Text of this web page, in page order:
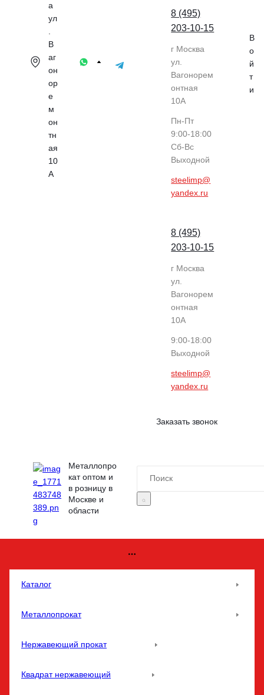
а
ул
В
аг
он
ор
е
м
он
тн
ая
10
А
8 (495)
203-10-15
г Москва
ул.
Вагонорем
онтная
10А
Пн-Пт
9:00-18:00
Cб-Вс
Выходной
steelimp@
yandex.ru
8 (495)
203-10-15
г Москва
ул.
Вагонорем
онтная
10А
9:00-18:00
Выходной
steelimp@
yandex.ru
Заказать звонок
В
о
й
т
и
Металлопро
кат оптом и
в розницу в
Москве и
области
Каталог
Металлопрокат
Нержавеющий прокат
Квадрат нержавеющий